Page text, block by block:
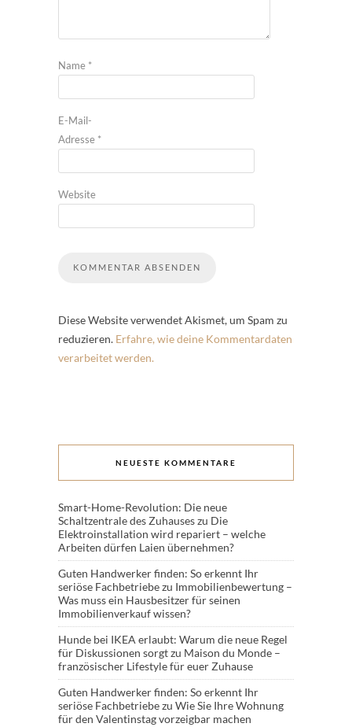
Name *
E-Mail-
Adresse *
Website
Diese Website verwendet Akismet, um Spam zu
reduzieren. Erfahre, wie deine Kommentardaten
verarbeitet werden.
NEUESTE KOMMENTARE
Smart-Home-Revolution: Die neue
Schaltzentrale des Zuhauseszu Die
Elektroinstallation wird repariert – welche
Arbeiten dürfen Laien übernehmen?
Guten Handwerker finden: So erkennt Ihr
seriöse Fachbetriebezu Immobilienbewertung –
Was muss ein Hausbesitzer für seinen
Immobilienverkauf wissen?
Hunde bei IKEA erlaubt: Warum die neue Regel
für Diskussionen sorgtzu Maison du Monde –
französischer Lifestyle für euer Zuhause
Guten Handwerker finden: So erkennt Ihr
seriöse Fachbetriebezu Wie Sie Ihre Wohnung
für den Valentinstag vorzeigbar machen